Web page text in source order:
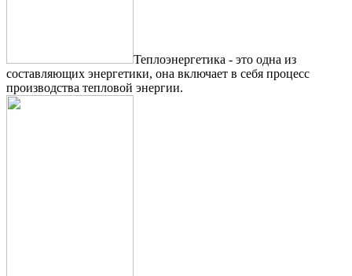
Теплоэнергетика - это одна из
составляющих энергетики, она включает в себя процесс
производства тепловой энергии.